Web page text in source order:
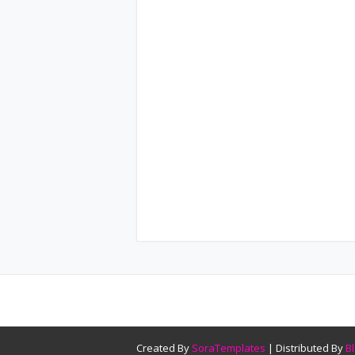
Created By SoraTemplates | Distributed By